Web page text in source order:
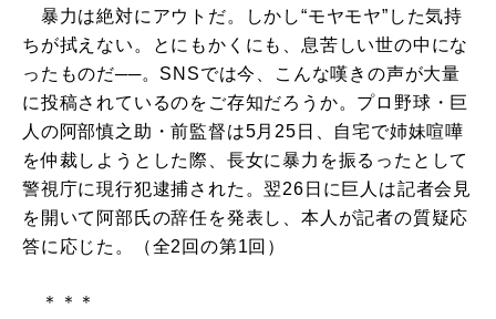
暴力は絶対にアウトだ。しかし“モヤモヤ”した気持
ちが拭えない。とにもかくにも、息苦しい世の中にな
ったものだ──。SNSでは今、こんな嘆きの声が大量
に投稿されているのをご存知だろうか。プロ野球・巨
人の阿部慎之助・前監督は5月25日、自宅で姉妹喧嘩
を仲裁しようとした際、長女に暴力を振るったとして
警視庁に現行犯逮捕された。翌26日に巨人は記者会見
を開いて阿部氏の辞任を発表し、本人が記者の質疑応
答に応じた。（全2回の第1回）
＊＊＊